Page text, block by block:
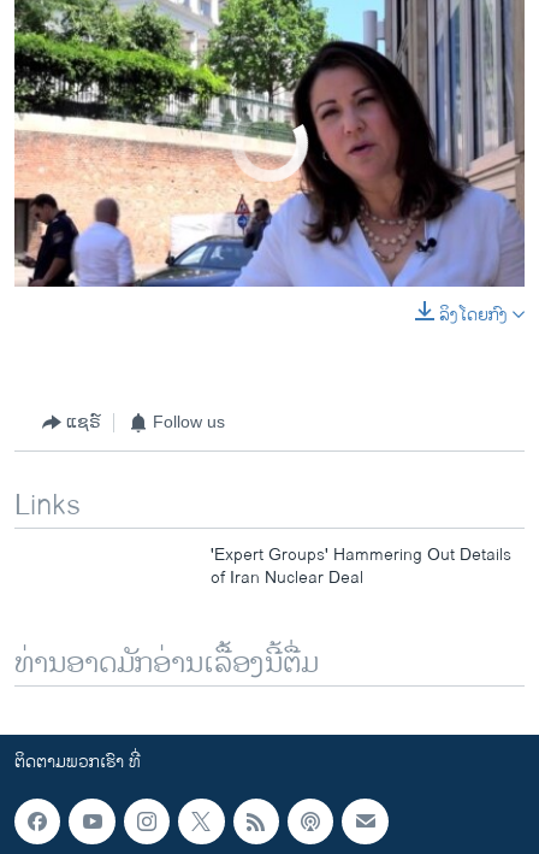
SHARE
No media source currently available
ລິງໂດຍກົງ
ແຊຣ໌ Follow us
Links
'Expert Groups' Hammering Out Details
of Iran Nuclear Deal
ທ່ານອາດມັກອ່ານເລື້ອງນີ້ຕື່ມ
ຕິດຕາມພວກເຮົາ ທີ່